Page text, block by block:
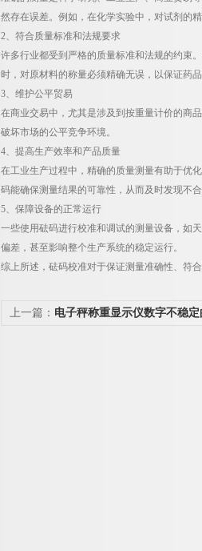
然存在误差。例如，在化学实验中，对试剂的
2、符合质量标准和法规要求
许多行业都受到严格的质量标准和法规的约束
时，对原材料的称量必须精确无误，以保证药
3、维护公平贸易
在商业交易中，尤其是涉及到按重量计价的商
破坏市场的公平竞争环境。
4、提高生产效率和产品质量
在工业生产过程中，精确的质量测量有助于优
码能确保测量结果的可靠性，从而及时发现不
5、保障设备的正常运行
一些使用砝码进行校准和调试的测量设备，如
偏差，甚至影响整个生产系统的稳定运行。
综上所述，砝码校准对于保证测量准确性、符
上一篇： 电子秤称重显示仪数字不稳